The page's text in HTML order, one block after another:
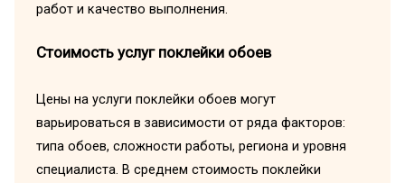
работ и качество выполнения.
Стоимость услуг поклейки обоев
Цены на услуги поклейки обоев могут
варьироваться в зависимости от ряда факторов:
типа обоев, сложности работы, региона и уровня
специалиста. В среднем стоимость поклейки